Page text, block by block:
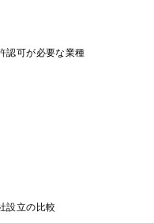
認可が必要な業種
設立の比較